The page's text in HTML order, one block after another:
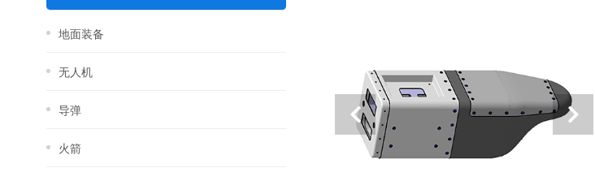
地面装备
无人机
导弹
火箭